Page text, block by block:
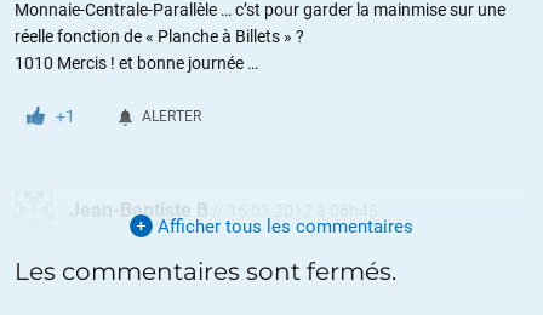
Monnaie-Centrale-Parallèle … c’st pour garder la mainmise sur une
réelle fonction de « Planche à Billets » ?
1010 Mercis ! et bonne journée …
+1 ALERTER
Jean-Baptiste B 16.03.2012 à 06h45
« Le but ici est de dire qu’il y a quand même un petit lien entre les
deux. MAIS ce lien n’est pas “physique” (au sens où on pourrait
Afficher tous les commentaires
Les commentaires sont fermés.